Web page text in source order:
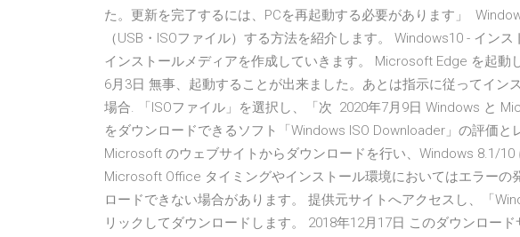
た。更新を完了するには、PCを再起動する必要があります」
（USB・ISOファイル）する方法を紹介します。 Windows10 - イン
インストールメディアを作成していきます。 Microsoft Edge を起動
6月3日 無事、起動することが出来ました。あとは指示に従ってイン
場合. 「ISOファイル」を選択し、「次 2020年7月9日 Windows と
をダウンロードできるソフト「Windows ISO Downloader」の評価
Microsoft のウェブサイトからダウンロードを行い、Windows 8.1/10
Microsoft Office タイミングやインストール環境においてはエラーの
ロードできない場合があります。 提供元サイトへアクセスし、「
リックしてダウンロードします。 2018年12月17日 このダウンロー